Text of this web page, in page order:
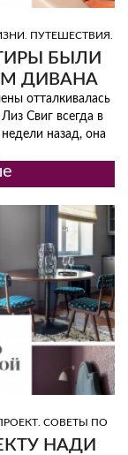
ПУТЕШЕСТВИЯ
БЫЛИ
ДИВАНА
отталкивалась
Свиг всегда в
назад, она
СОВЕТЫ ПО
НАДИ